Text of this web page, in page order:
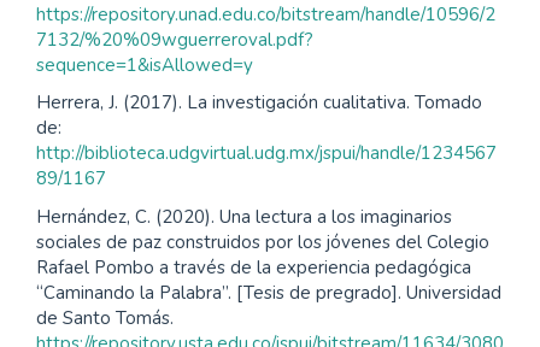
https://repository.unad.edu.co/bitstream/handle/10596/2
7132/%20%09wguerreroval.pdf?
sequence=1&isAllowed=y
Herrera, J. (2017). La investigación cualitativa. Tomado
de:
http://biblioteca.udgvirtual.udg.mx/jspui/handle/1234567
89/1167
Hernández, C. (2020). Una lectura a los imaginarios
sociales de paz construidos por los jóvenes del Colegio
Rafael Pombo a través de la experiencia pedagógica
“Caminando la Palabra”. [Tesis de pregrado]. Universidad
de Santo Tomás.